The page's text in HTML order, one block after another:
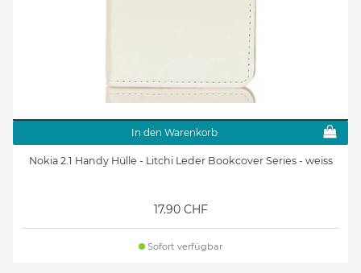
In den Warenkorb
Nokia 2.1 Handy Hülle - Litchi Leder Bookcover Series - weiss
17.90 CHF
Sofort verfügbar